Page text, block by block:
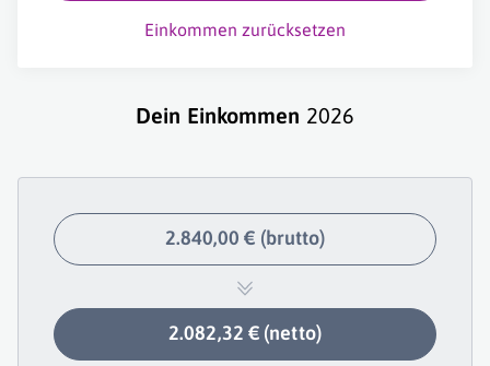
Einkommen zurücksetzen
Dein Einkommen 2026
2.840,00 € (brutto)
2.082,32 € (netto)